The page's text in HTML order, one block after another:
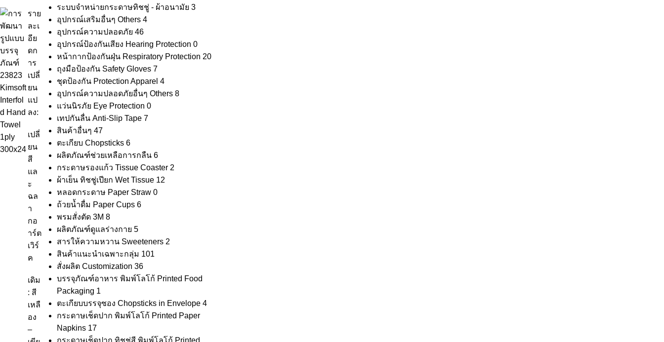
ราย
ละเ
อีย
ดก
าร
เปลี่
ยน
แป
ลง:
เปลี่
ยน
สี
แล
ะ
ฉล
า
กอ
าร์ต
เวิร์
ค
เดิม
: สี
เหลื
อง
–
ระบบจำหน่ายกระดาษทิชชู่ - ผ้าอนามัย 3
อุปกรณ์เสริมอื่นๆ Others 4
อุปกรณ์ความปลอดภัย 46
อุปกรณ์ป้องกันเสียง Hearing Protection 0
หน้ากากป้องกันฝุ่น Respiratory Protection 20
ถุงมือป้องกัน Safety Gloves 7
ชุดป้องกัน Protection Apparel 4
อุปกรณ์ความปลอดภัยอื่นๆ Others 8
แว่นนิรภัย Eye Protection 0
เทปกันลื่น Anti-Slip Tape 7
สินค้าอื่นๆ 47
ตะเกียบ Chopsticks 6
ผลิตภัณฑ์ช่วยเหลือการกลืน 6
กระดาษรองแก้ว Tissue Coaster 2
ผ้าเย็น ทิชชู่เปียก Wet Tissue 12
หลอดกระดาษ Paper Straw 0
ถ้วยน้ำดื่ม Paper Cups 6
พรมสั่งตัด 3M 8
ผลิตภัณฑ์ดูแลร่างกาย 5
สารให้ความหวาน Sweeteners 2
สินค้าแนะนำเฉพาะกลุ่ม 101
สั่งผลิต Customization 36
บรรจุภัณฑ์อาหาร พิมพ์โลโก้ Printed Food
Packaging 1
ตะเกียบบรรจุซอง Chopsticks in Envelope 4
กระดาษเช็ดปาก พิมพ์โลโก้ Printed Paper
Napkins 17